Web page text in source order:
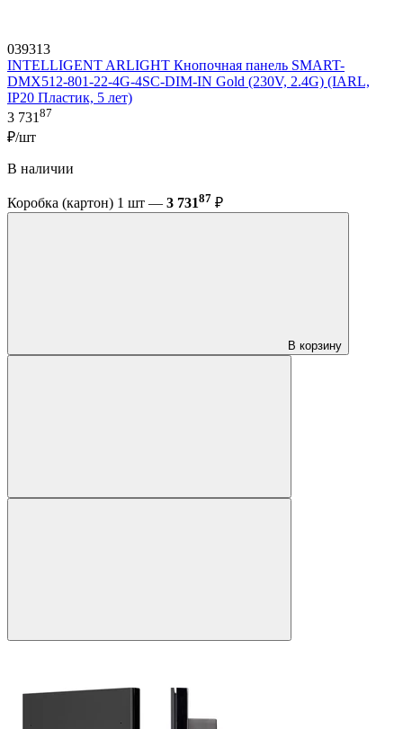
039313
INTELLIGENT ARLIGHT Кнопочная панель SMART-
DMX512-801-22-4G-4SC-DIM-IN Gold (230V, 2.4G) (IARL,
IP20 Пластик, 5 лет)
3 73187
₽/шт
В наличии
Коробка (картон) 1 шт — 3 73187 ₽
В корзину